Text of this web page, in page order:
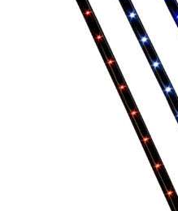
Komfort
Motor/Styring